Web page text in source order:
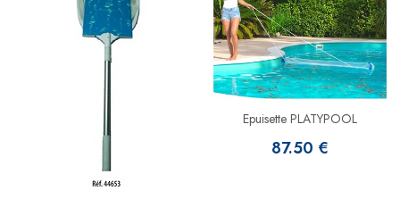
Epuisette PLATYPOOL
87.50 €